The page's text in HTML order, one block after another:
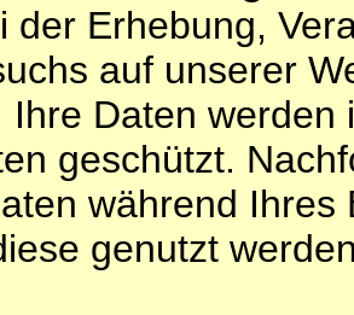
der Erhebung,
auf unserer
Ihre Daten
geschützt.
während
genutzt